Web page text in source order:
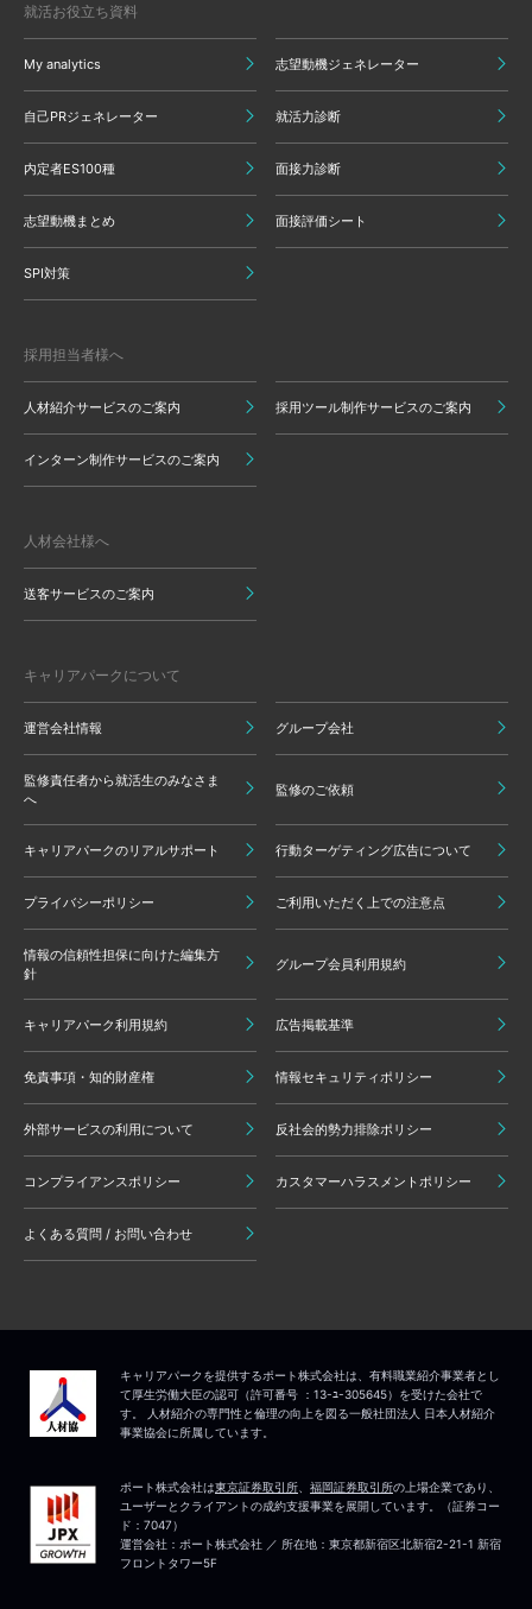
就活お役立ち資料
My analytics 志望動機ジェネレーター
自己PRジェネレーター 就活力診断
内定者ES100種 面接力診断
志望動機まとめ 面接評価シート
SPI対策
採用担当者様へ
人材紹介サービスのご案内 採用ツール制作サービスのご案内
インターン制作サービスのご案内
人材会社様へ
送客サービスのご案内
キャリアパークについて
運営会社情報 グループ会社
監修責任者から就活生のみなさま
へ
監修のご依頼
キャリアパークのリアルサポート 行動ターゲティング広告について
プライバシーポリシー ご利用いただく上での注意点
情報の信頼性担保に向けた編集方
針
グループ会員利用規約
キャリアパーク利用規約 広告掲載基準
免責事項・知的財産権 情報セキュリティポリシー
外部サービスの利用について 反社会的勢力排除ポリシー
コンプライアンスポリシー カスタマーハラスメントポリシー
よくある質問 / お問い合わせ